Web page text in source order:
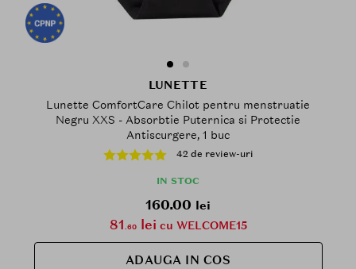
LUNETTE
Lunette ComfortCare Chilot pentru menstruatie
Negru XXS - Absorbtie Puternica si Protectie
Antiscurgere, 1 buc
42 de review-uri
IN STOC
160.00 lei
81.60lei cu WELCOME15
ADAUGA IN COS